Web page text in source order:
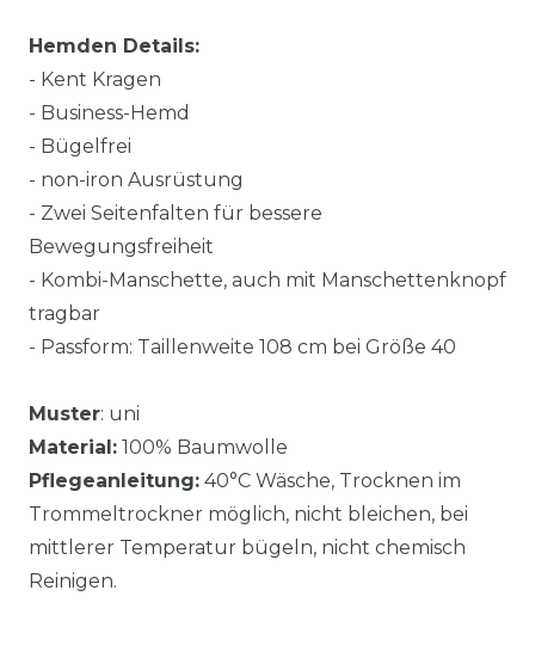
Hemden Details:
- Kent Kragen
- Business-Hemd
- Bügelfrei
- non-iron Ausrüstung
- Zwei Seitenfalten für bessere
Bewegungsfreiheit
- Kombi-Manschette, auch mit Manschettenknopf
tragbar
- Passform: Taillenweite 108 cm bei Größe 40
Muster: uni
Material: 100% Baumwolle
Pflegeanleitung: 40°C Wäsche, Trocknen im
Trommeltrockner möglich, nicht bleichen, bei
mittlerer Temperatur bügeln, nicht chemisch
Reinigen.